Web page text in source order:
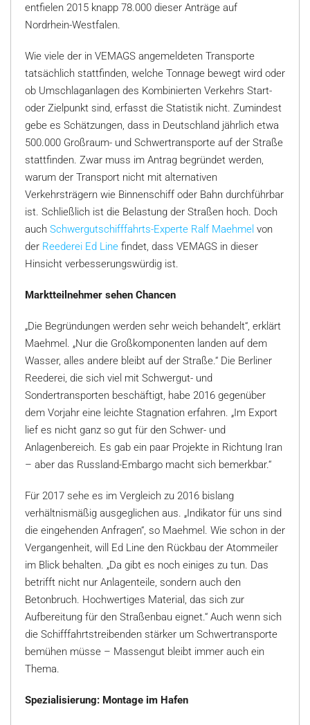
entfielen 2015 knapp 78.000 dieser Anträge auf
Nordrhein-Westfalen.
Wie viele der in VEMAGS angemeldeten Transporte
tatsächlich stattfinden, welche Tonnage bewegt wird oder
ob Umschlaganlagen des Kombinierten Verkehrs Start-
oder Zielpunkt sind, erfasst die Statistik nicht. Zumindest
gebe es Schätzungen, dass in Deutschland jährlich etwa
500.000 Großraum- und Schwertransporte auf der Straße
stattfinden. Zwar muss im Antrag begründet werden,
warum der Transport nicht mit alternativen
Verkehrsträgern wie Binnenschiff oder Bahn durchführbar
ist. Schließlich ist die Belastung der Straßen hoch. Doch
auch Schwergutschifffahrts-Experte Ralf Maehmel von
der Reederei Ed Line findet, dass VEMAGS in dieser
Hinsicht verbesserungswürdig ist.
Marktteilnehmer sehen Chancen
„Die Begründungen werden sehr weich behandelt“, erklärt
Maehmel. „Nur die Großkomponenten landen auf dem
Wasser, alles andere bleibt auf der Straße.“ Die Berliner
Reederei, die sich viel mit Schwergut- und
Sondertransporten beschäftigt, habe 2016 gegenüber
dem Vorjahr eine leichte Stagnation erfahren. „Im Export
lief es nicht ganz so gut für den Schwer- und
Anlagenbereich. Es gab ein paar Projekte in Richtung Iran
– aber das Russland-Embargo macht sich bemerkbar.“
Für 2017 sehe es im Vergleich zu 2016 bislang
verhältnismäßig ausgeglichen aus. „Indikator für uns sind
die eingehenden Anfragen“, so Maehmel. Wie schon in der
Vergangenheit, will Ed Line den Rückbau der Atommeiler
im Blick behalten. „Da gibt es noch einiges zu tun. Das
betrifft nicht nur Anlagenteile, sondern auch den
Betonbruch. Hochwertiges Material, das sich zur
Aufbereitung für den Straßenbau eignet.“ Auch wenn sich
die Schifffahrtstreibenden stärker um Schwertransporte
bemühen müsse – Massengut bleibt immer auch ein
Thema.
Spezialisierung: Montage im Hafen